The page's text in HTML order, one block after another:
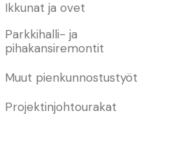
Ikkunat ja ovet
Parkkihalli- ja
pihakansiremontit
Muut pienkunnostustyöt
Projektinjohtourakat